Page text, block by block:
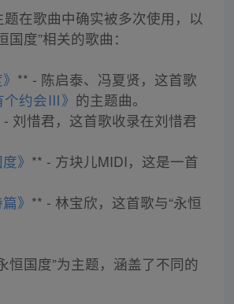
在歌曲中确实被多次使用，以
度”相关的歌曲：
** - 陈启泰、冯夏贤，这首歌
个约会Ⅲ》 的主题曲。
- 刘惜君，这首歌收录在刘惜君
》 ** - 方块儿MIDI，这是一首
》 ** - 林宝欣，这首歌与“永恒
恒国度”为主题，涵盖了不同的